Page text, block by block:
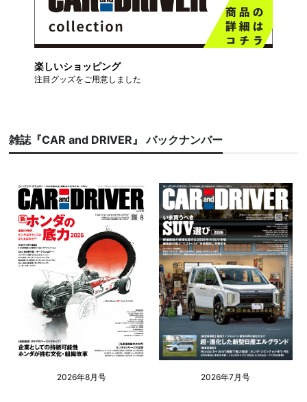
楽しいショッピング
注目グッズをご用意しました
雑誌『CAR and DRIVER』 バックナンバー
2026年8月号 2026年7月号